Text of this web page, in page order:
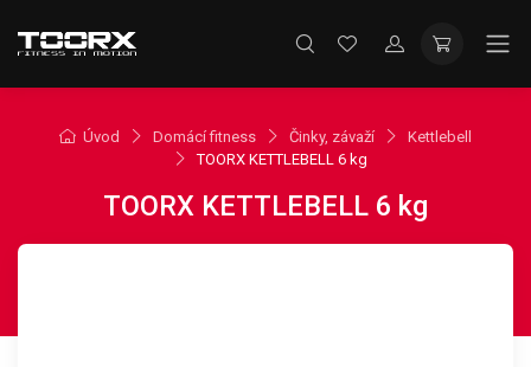
Úvod Domácí fitness Činky, závaží
Kettlebell
TOORX KETTLEBELL 6 kg
TOORX KETTLEBELL 6 kg